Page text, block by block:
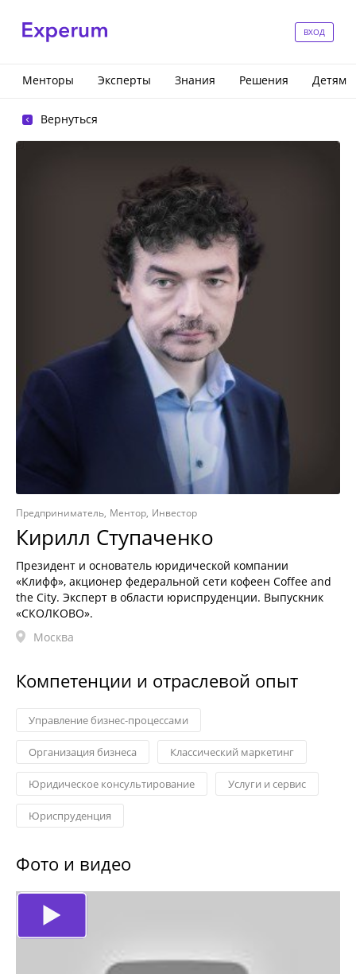
ВХОД
Менторы Эксперты Знания Решения Детям
Вернуться
Предприниматель Ментор Инвестор
Кирилл Ступаченко
Президент и основатель юридической компании
«Клифф», акционер федеральной сети кофеен Coffee and
the City. Эксперт в области юриспруденции. Выпускник
«СКОЛКОВО».
Москва
Компетенции и отраслевой опыт
Управление бизнес-процессами
Организация бизнеса Классический маркетинг
Юридическое консультирование Услуги и сервис
Юриспруденция
Фото и видео